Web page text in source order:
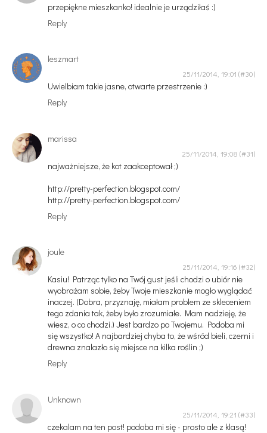
przepiękne mieszkanko! idealnie je urządziłaś :)
Reply
leszmart
25/11/2014, 19:01
Uwielbiam takie jasne, otwarte przestrzenie :)
Reply
marissa
25/11/2014, 19:08
najważniejsze, że kot zaakceptował ;)
http://pretty-perfection.blogspot.com/
http://pretty-perfection.blogspot.com/
Reply
joule
25/11/2014, 19:16
Kasiu! Patrząc tylko na Twój gust jeśli chodzi o ubiór nie
wyobrażam sobie, żeby Twoje mieszkanie mogło wyglądać
inaczej. (Dobra, przyznaję, miałam problem ze skleceniem
tego zdania tak, żeby było zrozumiałe. Mam nadzieję, że
wiesz, o co chodzi.) Jest bardzo po Twojemu. Podoba mi
się wszystko! A najbardziej chyba to, że wśród bieli, czerni i
drewna znalazło się miejsce na kilka roślin ;)
Reply
Unknown
25/11/2014, 19:21
czekalam na ten post! podoba mi się - prosto ale z klasą!